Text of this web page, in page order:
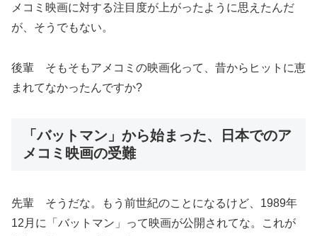
メコミ映画に対する注目度が上がったように思えたんだ
が、そうでもない。
後輩 そもそもアメコミの映画化って、昔からヒットに恵
まれてなかったんですか?
「バットマン」から始まった、日本でのア
メコミ映画の受難
先輩 そうだな。もう前世紀のことになるけど、1989年
12月に「バットマン」って映画が公開されてな。これが